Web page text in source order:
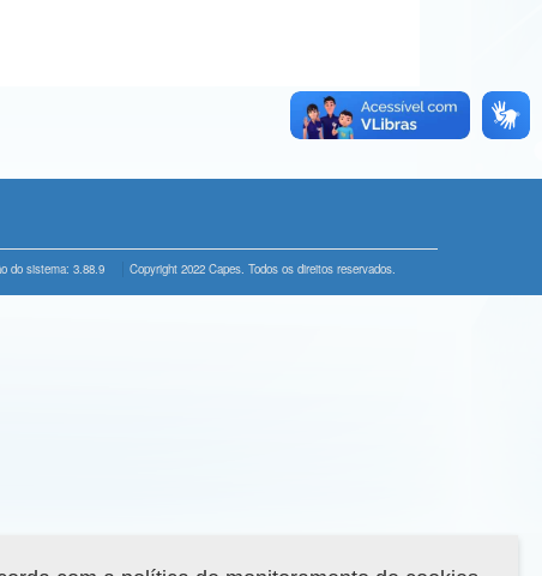
do sistema: 3.88.9 Copyright 2022 Capes. Todos os direitos reservados.